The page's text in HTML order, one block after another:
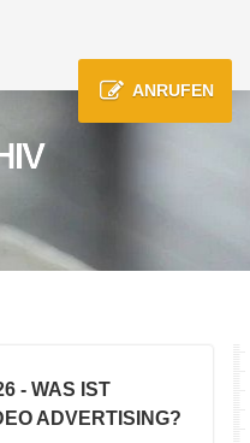
ANRUFEN
- WAS IST
ADVERTISING?